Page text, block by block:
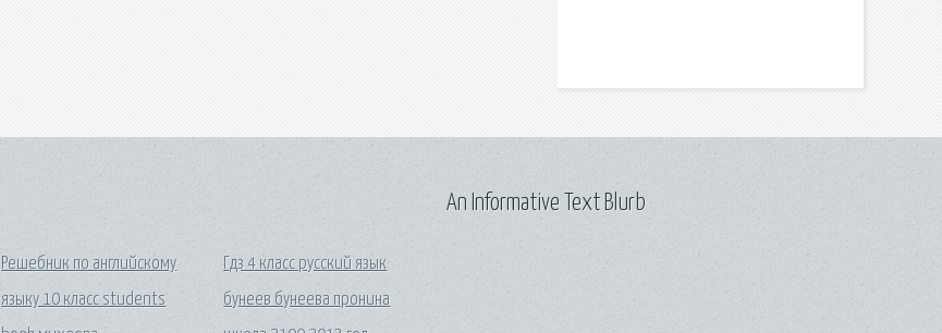
Решебник по английскому
языку 10 класс students
Гдз 4 класс русский язык
бунеев бунеева пронина
An Informative Text Blurb